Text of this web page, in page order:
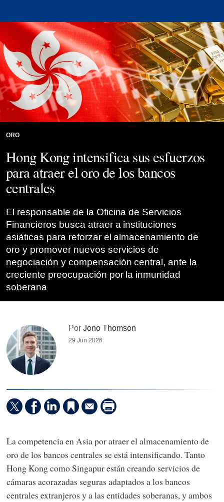
ORO
Hong Kong intensifica sus esfuerzos
para atraer el oro de los bancos
centrales
El responsable de la Oficina de Servicios
Financieros busca atraer a instituciones
asiáticas para reforzar el almacenamiento de
oro y promover nuevos servicios de
negociación y compensación central, ante la
creciente preocupación por la inmunidad
soberana
PorJono Thomson
29 Jun 2026
La competencia en Asia por atraer el almacenamiento de
oro de los bancos centrales se está intensificando. Tanto
Hong Kong como Singapur están creando servicios de
cámaras acorazadas seguras adaptados a los bancos
centrales extranjeros y a las entidades soberanas, y ambos